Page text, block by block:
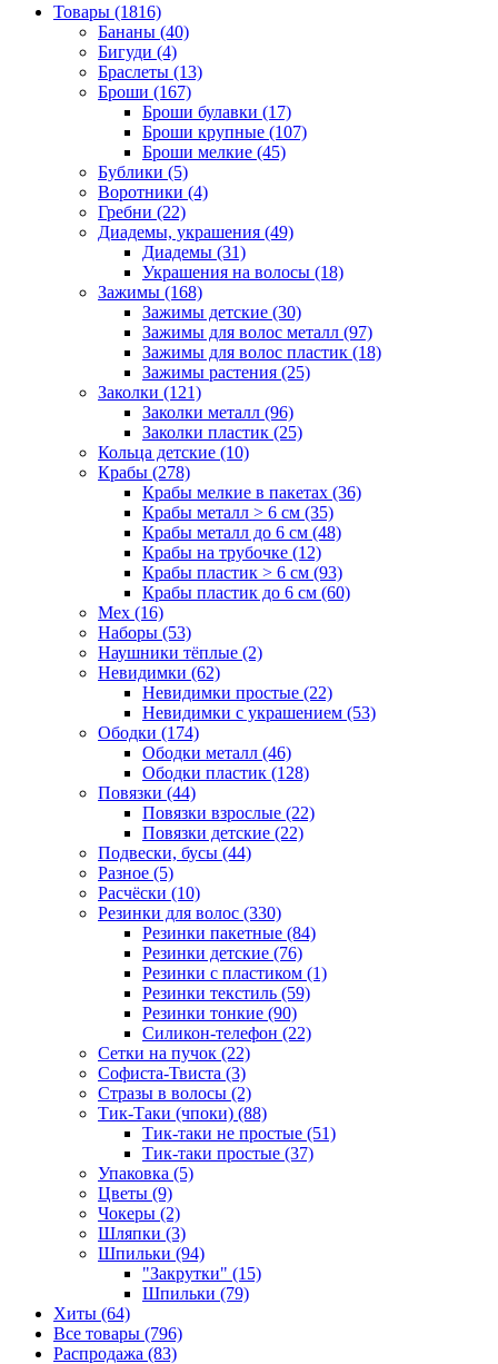
Товары (1816)
Бананы (40)
Бигуди (4)
Браслеты (13)
Броши (167)
Броши булавки (17)
Броши крупные (107)
Броши мелкие (45)
Бублики (5)
Воротники (4)
Гребни (22)
Диадемы, украшения (49)
Диадемы (31)
Украшения на волосы (18)
Зажимы (168)
Зажимы детские (30)
Зажимы для волос металл (97)
Зажимы для волос пластик (18)
Зажимы растения (25)
Заколки (121)
Заколки металл (96)
Заколки пластик (25)
Кольца детские (10)
Крабы (278)
Крабы мелкие в пакетах (36)
Крабы металл > 6 см (35)
Крабы металл до 6 см (48)
Крабы на трубочке (12)
Крабы пластик > 6 см (93)
Крабы пластик до 6 см (60)
Мех (16)
Наборы (53)
Наушники тёплые (2)
Невидимки (62)
Невидимки простые (22)
Невидимки с украшением (53)
Ободки (174)
Ободки металл (46)
Ободки пластик (128)
Повязки (44)
Повязки взрослые (22)
Повязки детские (22)
Подвески, бусы (44)
Разное (5)
Расчёски (10)
Резинки для волос (330)
Резинки пакетные (84)
Резинки детские (76)
Резинки с пластиком (1)
Резинки текстиль (59)
Резинки тонкие (90)
Силикон-телефон (22)
Сетки на пучок (22)
Софиста-Твиста (3)
Стразы в волосы (2)
Тик-Таки (чпоки) (88)
Тик-таки не простые (51)
Тик-таки простые (37)
Упаковка (5)
Цветы (9)
Чокеры (2)
Шляпки (3)
Шпильки (94)
"Закрутки" (15)
Шпильки (79)
Хиты (64)
Все товары (796)
Распродажа (83)